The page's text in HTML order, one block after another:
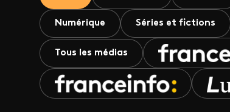
Numérique Séries et fictions
Tous les médias